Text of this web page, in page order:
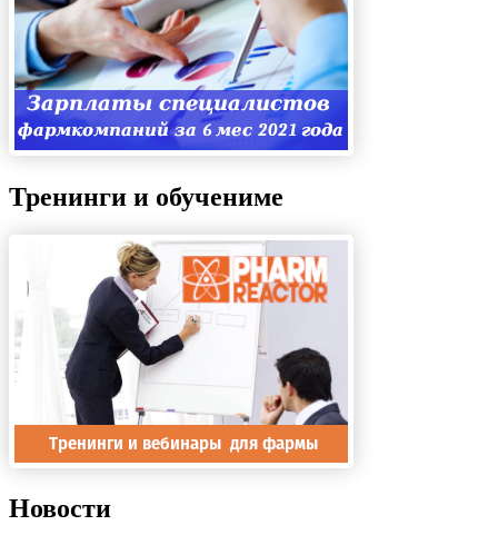
Тренинги и обучениме
Новости